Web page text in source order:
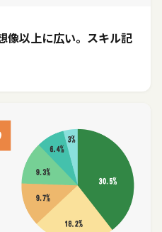
像以上に広い。スキル記